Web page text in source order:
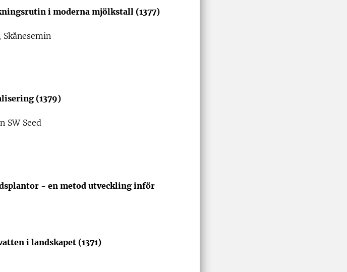
i moderna mjölkstall (1377)
(1379)
SW Seed
- en metod utveckling inför
i landskapet (1371)